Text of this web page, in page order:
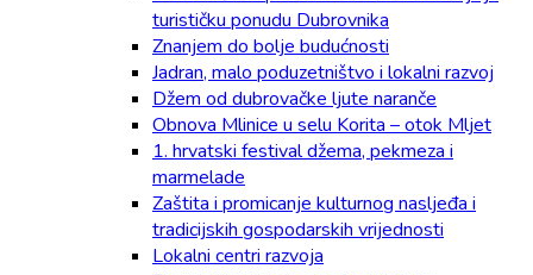
turističku ponudu Dubrovnika
Znanjem do bolje budućnosti
Jadran, malo poduzetništvo i lokalni razvoj
Džem od dubrovačke ljute naranče
Obnova Mlinice u selu Korita – otok Mljet
1. hrvatski festival džema, pekmeza i
marmelade
Zaštita i promicanje kulturnog nasljeđa i
tradicijskih gospodarskih vrijednosti
Lokalni centri razvoja